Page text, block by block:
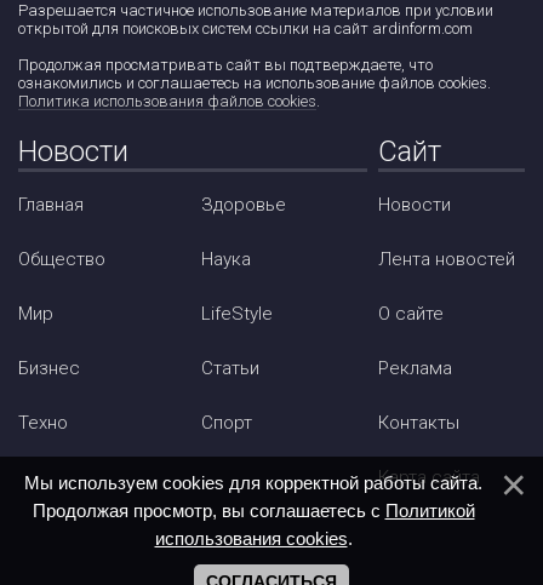
Разрешается частичное использование материалов при условии
открытой для поисковых систем ссылки на сайт ardinform.com
Продолжая просматривать сайт вы подтверждаете, что
ознакомились и соглашаетесь на использование файлов cookies.
Политика использования файлов cookies.
Новости
Главная
Общество
Мир
Бизнес
Техно
Здоровье
Наука
LifeStyle
Статьи
Спорт
Сайт
Новости
Лента новостей
О сайте
Реклама
Контакты
Карта сайта
Мы используем cookies для корректной работы сайта.
Продолжая просмотр, вы соглашаетесь с Политикой
использования cookies.